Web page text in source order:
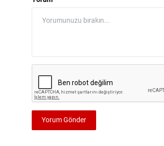
Yorum Gönder